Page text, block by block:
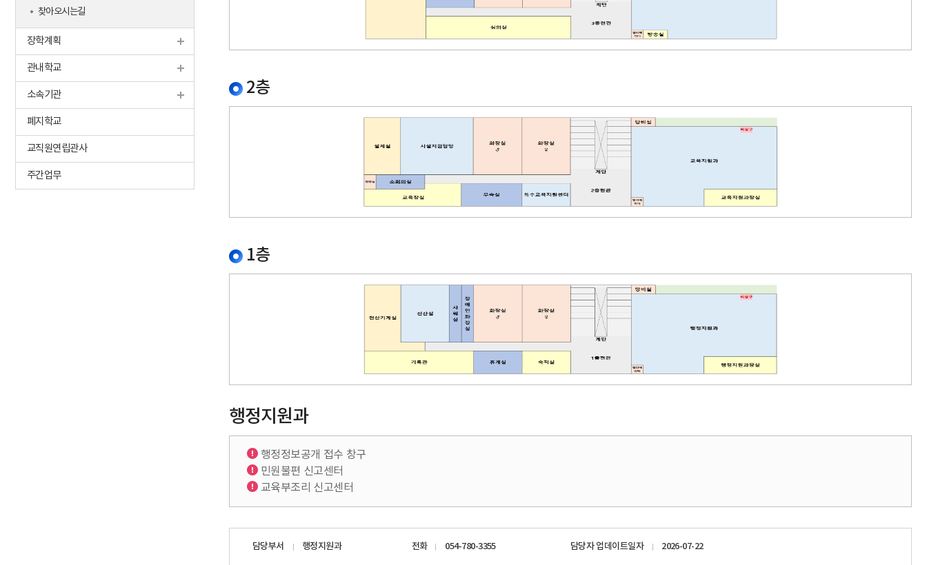
찾아오시는길
장학계획
관내학교
소속기관
폐지학교
교직원연립관사
주간업무
2층
1층
행정지원과
행정정보공개 접수 창구
민원불편 신고센터
교육부조리 신고센터
담당부서 행정지원과 전화 054-780-3355 담당자 업데이트일자 2026-07-22